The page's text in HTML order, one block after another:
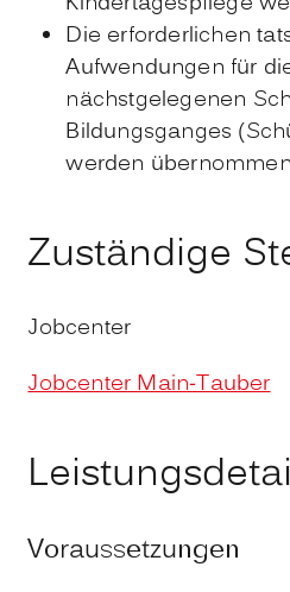
Die erforderlichen
Aufwendungen für
nächstgelegenen
Bildungsganges
werden
Zuständige
Jobcenter
Jobcenter Main-Tauber
Voraussetzungen